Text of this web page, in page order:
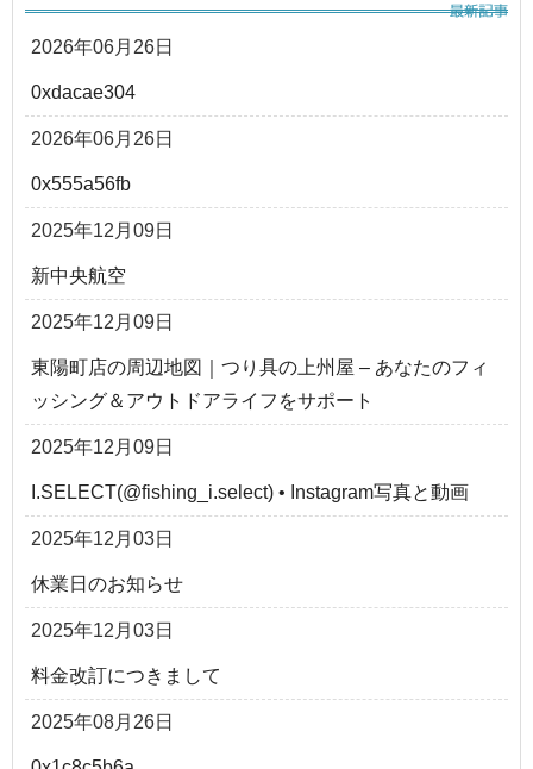
2026年06月26日
0xdacae304
2026年06月26日
0x555a56fb
2025年12月09日
新中央航空
2025年12月09日
東陽町店の周辺地図｜つり具の上州屋 – あなたのフィ
ッシング＆アウトドアライフをサポート
2025年12月09日
I.SELECT(@fishing_i.select) • Instagram写真と動画
2025年12月03日
休業日のお知らせ
2025年12月03日
料金改訂につきまして
2025年08月26日